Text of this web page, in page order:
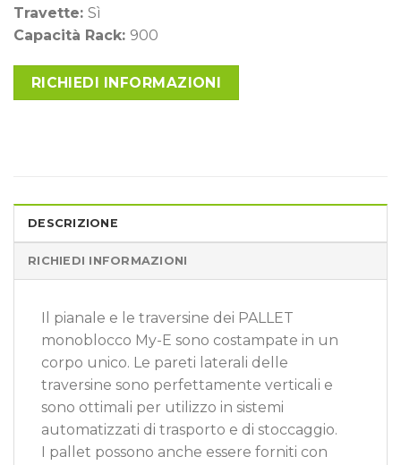
Travette: Sì
Capacità Rack: 900
RICHIEDI INFORMAZIONI
DESCRIZIONE
RICHIEDI INFORMAZIONI
Il pianale e le traversine dei PALLET
monoblocco My-E sono costampate in un
corpo unico. Le pareti laterali delle
traversine sono perfettamente verticali e
sono ottimali per utilizzo in sistemi
automatizzati di trasporto e di stoccaggio.
I pallet possono anche essere forniti con